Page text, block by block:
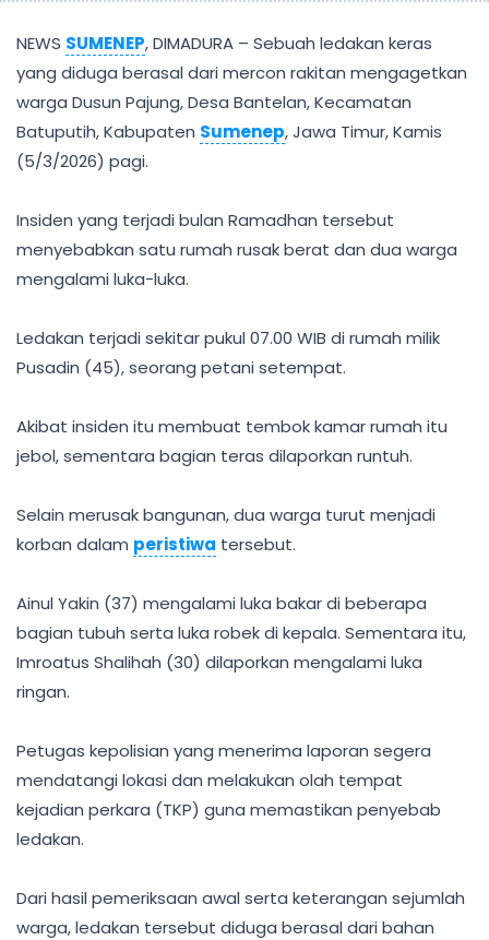
NEWS SUMENEP, DIMADURA – Sebuah ledakan keras
yang diduga berasal dari mercon rakitan mengagetkan
warga Dusun Pajung, Desa Bantelan, Kecamatan
Batuputih, Kabupaten Sumenep, Jawa Timur, Kamis
(5/3/2026) pagi.
Insiden yang terjadi bulan Ramadhan tersebut
menyebabkan satu rumah rusak berat dan dua warga
mengalami luka-luka.
Ledakan terjadi sekitar pukul 07.00 WIB di rumah milik
Pusadin (45), seorang petani setempat.
Akibat insiden itu membuat tembok kamar rumah itu
jebol, sementara bagian teras dilaporkan runtuh.
Selain merusak bangunan, dua warga turut menjadi
korban dalam peristiwa tersebut.
Ainul Yakin (37) mengalami luka bakar di beberapa
bagian tubuh serta luka robek di kepala. Sementara itu,
Imroatus Shalihah (30) dilaporkan mengalami luka
ringan.
Petugas kepolisian yang menerima laporan segera
mendatangi lokasi dan melakukan olah tempat
kejadian perkara (TKP) guna memastikan penyebab
ledakan.
Dari hasil pemeriksaan awal serta keterangan sejumlah
warga, ledakan tersebut diduga berasal dari bahan